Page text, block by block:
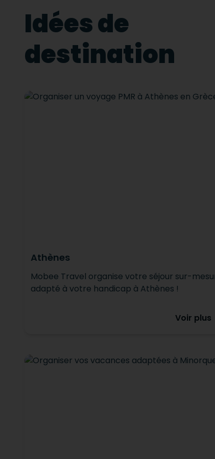
Idées de
destination
Athènes
Mobee Travel organise votre séjour sur-
adapté à votre handicap à Athènes !
Voir plus